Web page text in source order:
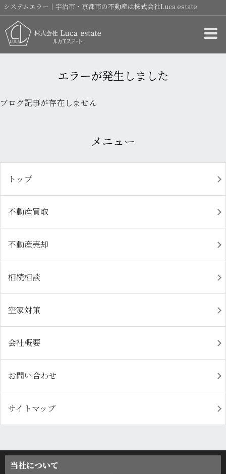
システムエラー｜宇治市・京都市の不動産は株式会社Luca estate
エラーが発生しました
ブログ記事が存在しません
メニュー
トップ
不動産買取
不動産売却
相続相談
空家対策
会社概要
お問い合わせ
サイトマップ
当社について